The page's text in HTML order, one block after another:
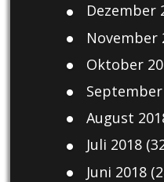
Dezember
November
Oktober
September
August
Juli 2018
Juni 2018